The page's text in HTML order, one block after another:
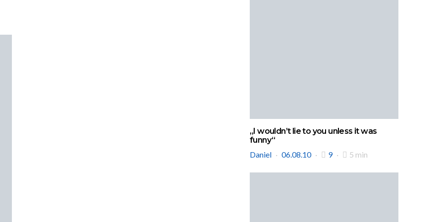
„I wouldn’t lie to you unless it was
funny“
Daniel
06.08.10 9 5 min